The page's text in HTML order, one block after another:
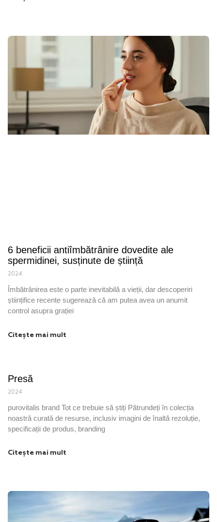
6 beneficii antiîmbătrânire dovedite ale
spermidinei, susținute de știință
2024
Îmbătrânirea este o parte inevitabilă a vieții, dar descoperiri
științifice recente sugerează că am putea avea un anumit
control asupra grației
Citește mai mult
Presă
2024
purovitalis brand Tot ce trebuie să știți Pătrundeți în colecția
noastră curată de resurse, inclusiv imagini de înaltă rezoluție,
specificații de produs, branding
Citește mai mult